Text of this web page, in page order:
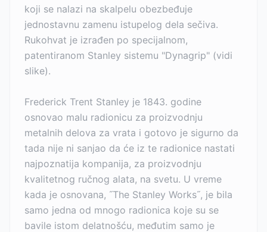
koji se nalazi na skalpelu obezbeđuje
jednostavnu zamenu istupelog dela sečiva.
Rukohvat je izrađen po specijalnom,
patentiranom Stanley sistemu "Dynagrip" (vidi
slike).
Frederick Trent Stanley je 1843. godine
osnovao malu radionicu za proizvodnju
metalnih delova za vrata i gotovo je sigurno da
tada nije ni sanjao da će iz te radionice nastati
najpoznatija kompanija, za proizvodnju
kvalitetnog ručnog alata, na svetu. U vreme
kada je osnovana, ˝The Stanley Works˝, je bila
samo jedna od mnogo radionica koje su se
bavile istom delatnošću, međutim samo je